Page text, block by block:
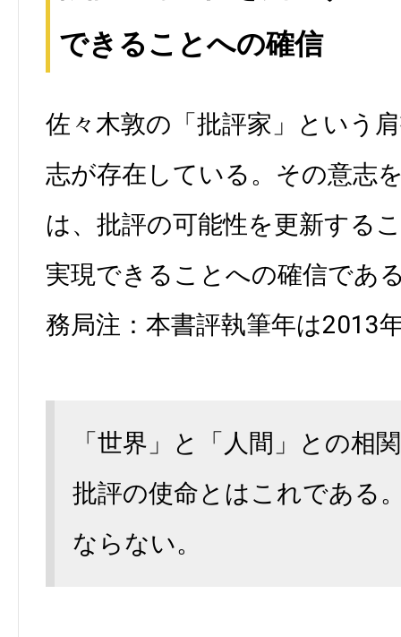
できることへの確信
佐々木敦の「批評家」という
志が存在している。その意志
は、批評の可能性を更新する
実現できることへの確信であ
務局注：本書評執筆年は2013
「世界」と「人間」との相
批評の使命とはこれである
ならない。